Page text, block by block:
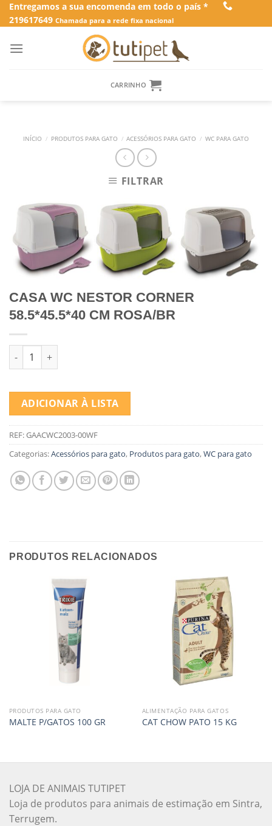
SkipEntregamos a sua encomenda em todo o país *
219617649 Chamada para a rede fixa nacional
CARRINHO
INÍCIO / PRODUTOS PARA GATO / ACESSÓRIOS PARA GATO / WC PARA GATO
FILTRAR
CASA WC NESTOR CORNER
58.5*45.5*40 CM ROSA/BR
Quantidade de CASA WC NESTOR CORNER 58.5*45.5*40 CM
ADICIONAR À LISTA
REF:GAACWC2003-00WF
Categorias:Acessórios para gato, Produtos para gato,WC para gato
PRODUTOS RELACIONADOS
PRODUTOS PARA GATO
MALTE P/GATOS 100 GR
ALIMENTAÇÃO PARA GATOS
CAT CHOW PATO 15 KG
LOJA DE ANIMAIS TUTIPET
Loja de produtos para animais de estimação em Sintra,
Terrugem.